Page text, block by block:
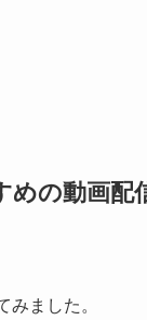
めの動画配
みました。